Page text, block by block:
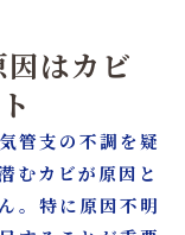
はカビ
管支の不調を疑
むカビが原因と
。特に原因不明